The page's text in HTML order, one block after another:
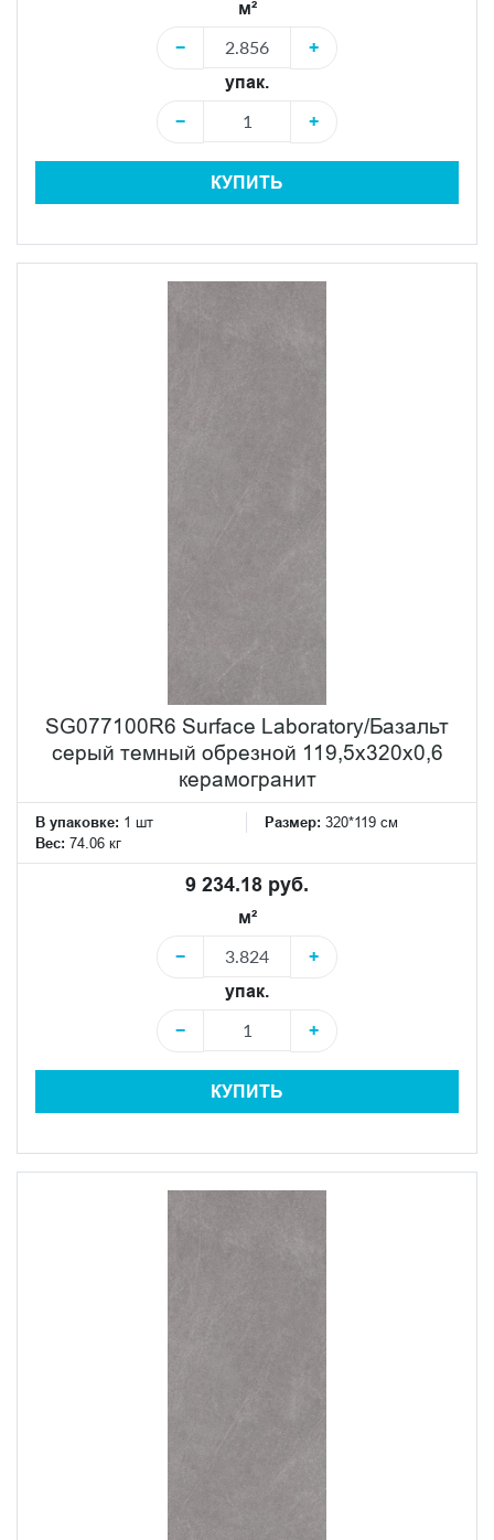
м²
−
+
упак.
−
+
КУПИТЬ
SG077100R6 Surface Laboratory/Базальт
серый темный обрезной 119,5x320x0,6
керамогранит
В упаковке: 1 шт Размер: 320*119 см
Вес: 74.06 кг
9 234.18 руб.
м²
−
+
упак.
−
+
КУПИТЬ